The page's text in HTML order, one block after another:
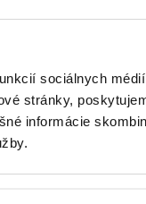
sociálnych
stránky,
informácie